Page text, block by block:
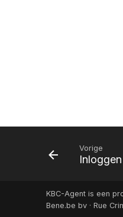
Vorige
KBC-Agent is een
Bene.be bv · Rue